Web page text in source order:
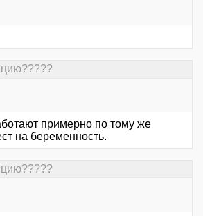
примерно по тому же
на беременность.